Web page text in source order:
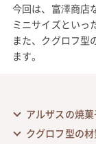
今回は、富澤商店
ミニサイズといっ
また、クグロフ型
ます。
アルザスの焼
クグロフ型の